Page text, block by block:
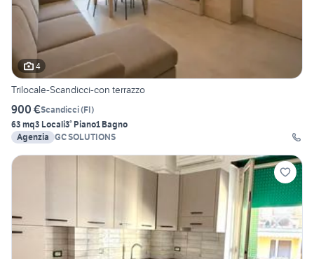
4
Trilocale-Scandicci-con terrazzo
900 €Scandicci(FI)
63 mq3 Locali3° Piano1 Bagno
Agenzia GC SOLUTIONS